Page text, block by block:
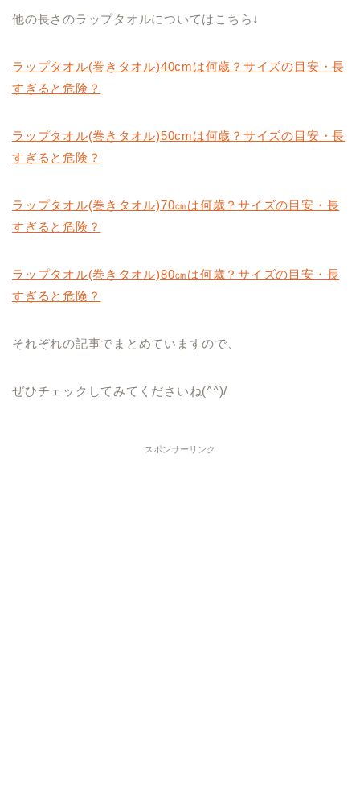
他の長さのラップタオルについてはこちら↓
ラップタオル(巻きタオル)40cmは何歳？サイズの目安・長
すぎると危険？
ラップタオル(巻きタオル)50cmは何歳？サイズの目安・長
すぎると危険？
ラップタオル(巻きタオル)70㎝は何歳？サイズの目安・長
すぎると危険？
ラップタオル(巻きタオル)80㎝は何歳？サイズの目安・長
すぎると危険？
それぞれの記事でまとめていますので、
ぜひチェックしてみてくださいね(^^)/
スポンサーリンク